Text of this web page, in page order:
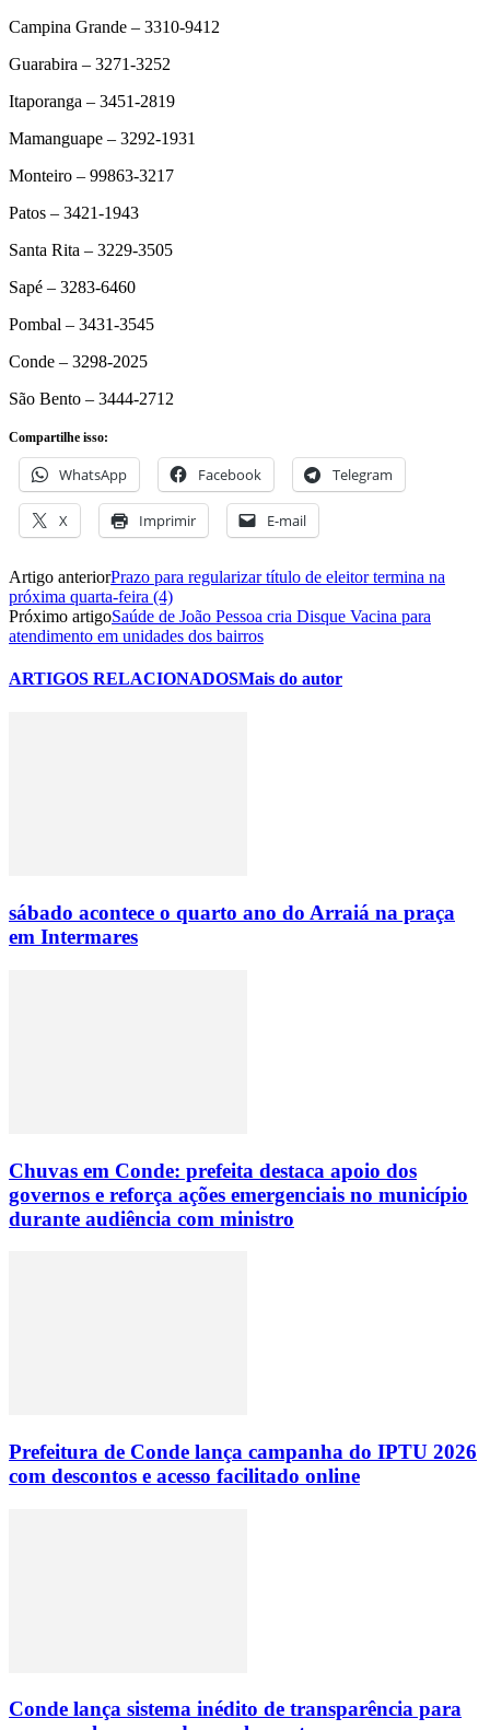
Campina Grande – 3310-9412
Guarabira – 3271-3252
Itaporanga – 3451-2819
Mamanguape – 3292-1931
Monteiro – 99863-3217
Patos – 3421-1943
Santa Rita – 3229-3505
Sapé – 3283-6460
Pombal – 3431-3545
Conde – 3298-2025
São Bento – 3444-2712
Compartilhe isso:
WhatsApp Facebook Telegram
X Imprimir E-mail
Artigo anteriorPrazo para regularizar título de eleitor termina na
próxima quarta-feira (4)
Próximo artigoSaúde de João Pessoa cria Disque Vacina para
atendimento em unidades dos bairros
ARTIGOS RELACIONADOSMais do autor
sábado acontece o quarto ano do Arraiá na praça
em Intermares
Chuvas em Conde: prefeita destaca apoio dos
governos e reforça ações emergenciais no município
durante audiência com ministro
Prefeitura de Conde lança campanha do IPTU 2026
com descontos e acesso facilitado online
Conde lança sistema inédito de transparência para